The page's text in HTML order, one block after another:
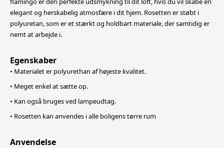
elegant og herskabelig atmosfære i dit hjem. Rosetten er støbt i
polyuretan, som er et stærkt og holdbart materiale, der samtidig er
nemt at arbejde i.
Egenskaber
• Materialet er polyurethan af højeste kvalitet.
• Meget enkel at sætte op.
• Kan også bruges ved lampeudtag.
• Rosetten kan anvendes i alle boligens tørre rum
Anvendelse